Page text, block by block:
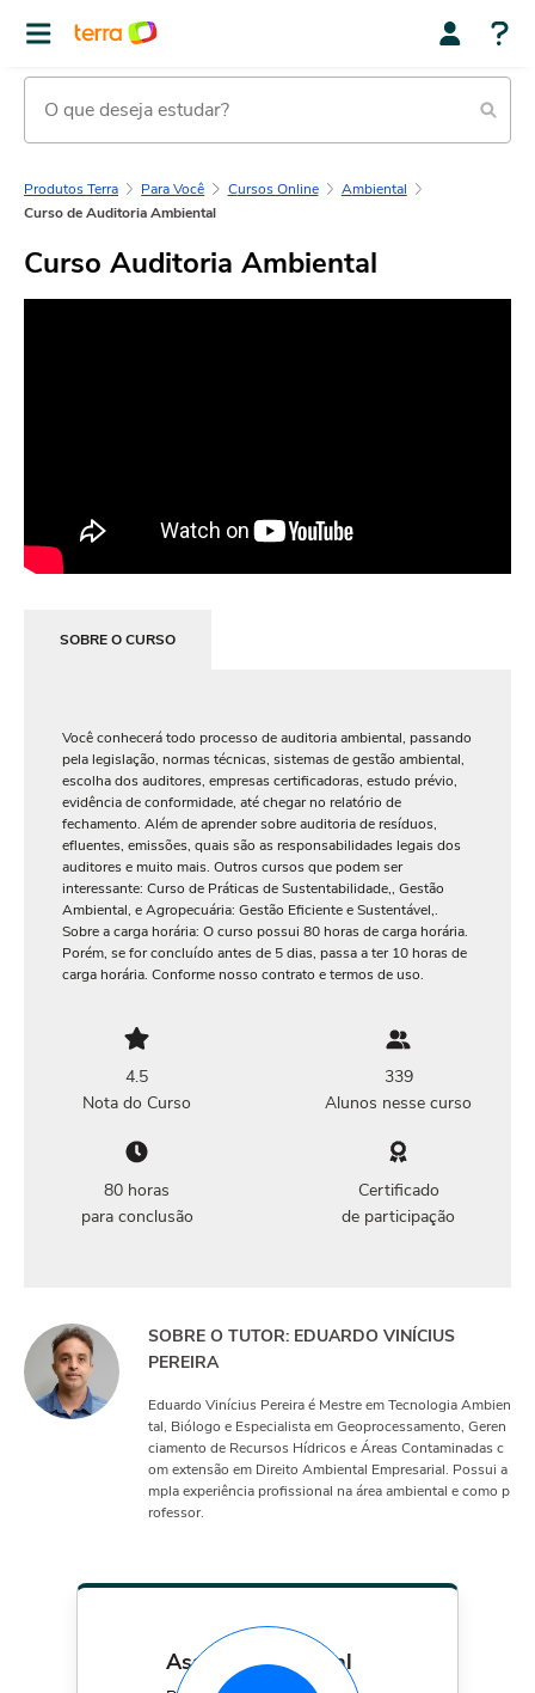
Produtos Terra Para Você Cursos Online
Ambiental
Curso de Auditoria Ambiental
Curso Auditoria Ambiental
SOBRE O CURSO
Você conhecerá todo processo de auditoria ambiental, passando
pela legislação, normas técnicas, sistemas de gestão ambiental,
escolha dos auditores, empresas certificadoras, estudo prévio,
evidência de conformidade, até chegar no relatório de
fechamento. Além de aprender sobre auditoria de resíduos,
efluentes, emissões, quais são as responsabilidades legais dos
auditores e muito mais. Outros cursos que podem ser
interessante: Curso de Práticas de Sustentabilidade,, Gestão
Ambiental, e Agropecuária: Gestão Eficiente e Sustentável,.
Sobre a carga horária: O curso possui 80 horas de carga horária.
Porém, se for concluído antes de 5 dias, passa a ter 10 horas de
carga horária. Conforme nosso contrato e termos de uso.
4.5
Nota do Curso
339
Alunos nesse curso
80 horas
para conclusão
Certificado
de participação
SOBRE O TUTOR: EDUARDO VINÍCIUS
PEREIRA
Eduardo Vinícius Pereira é Mestre em Tecnologia Ambien
tal, Biólogo e Especialista em Geoprocessamento, Geren
ciamento de Recursos Hídricos e Áreas Contaminadas c
om extensão em Direito Ambiental Empresarial. Possui a
mpla experiência profissional na área ambiental e como p
rofessor.
assinatura mensal